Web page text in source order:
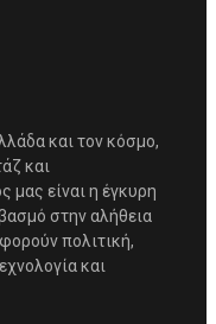
και τον κόσμο,
και
μας είναι η έγκυρη
στην αλήθεια
πολιτική,
και